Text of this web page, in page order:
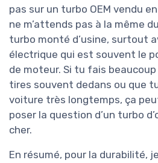
pas sur un turbo OEM vendu
ne m’attends pas à la même
turbo monté d’usine, surtout
électrique qui est souvent le
de moteur. Si tu fais
tires souvent dedans ou que
voiture très longtemps, ça
poser la question d’un turbo
cher.
En résumé, pour la durabilité,